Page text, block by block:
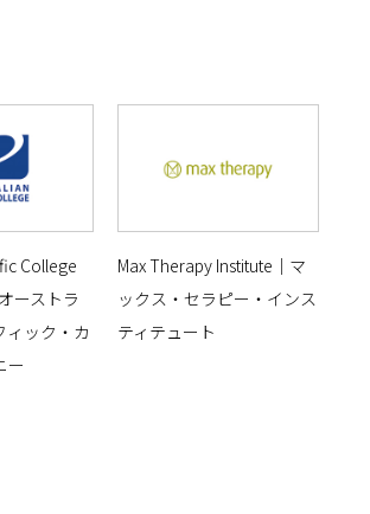
College
ーストラ
ィック・カ
ー
Max Therapy Institute｜マ
ックス・セラピー・インス
ティテュート